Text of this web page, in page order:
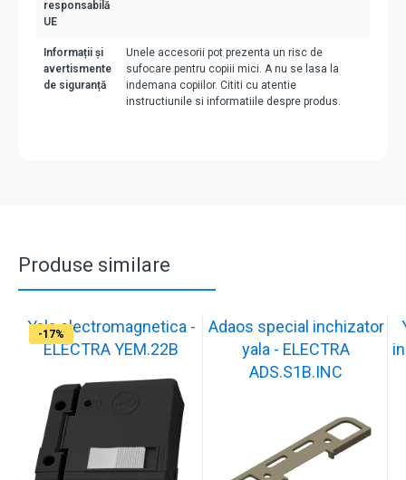
responsabilă
UE
Informații și
avertismente
de siguranță
Unele accesorii pot prezenta un risc de
sufocare pentru copiii mici. A nu se lasa la
indemana copiilor. Cititi cu atentie
instructiunile si informatiile despre produs.
Produse similare
-17%
Yala electromagnetica -
ELECTRA YEM.22B
-17%
Adaos special inchizator
yala - ELECTRA
ADS.S1B.INC
-17%
-17%
-17%
-17%
-17%
-17%
-17%
-17%